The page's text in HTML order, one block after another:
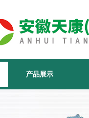
产品展示